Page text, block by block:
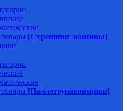
[Стреппинг машины]
[Паллетоупаковщики]